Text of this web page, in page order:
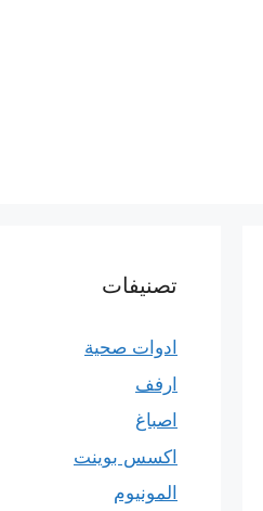
تصنيفات
ادوات صحية
ارفف
اصباغ
اكسس بوينت
المونيوم